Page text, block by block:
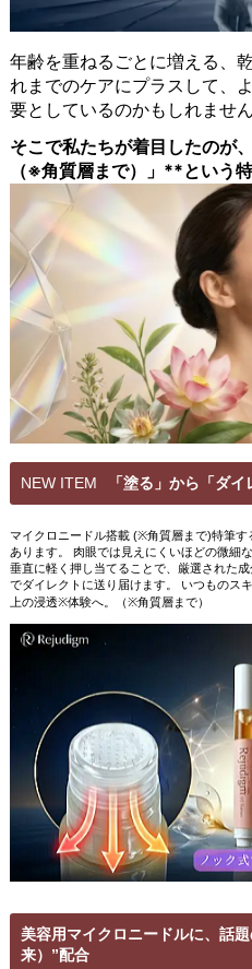
年齢を重ねるごとに増える、
れまでのケアにプラスして、
要としているのかもしれませ
そこで私たちが着目したのが
（※角質層まで）」**という
NEW ITEM 「塗る」から「ダ
マイクロニードル搭載 (※角質層まで)特筆す
あります。 肉眼では見えにくいほどの微細
垂直に軽く押し当てることで、厳選された
でダイレクトに送り届けます。 いつものス
上の浸透※体験へ。（※角質層まで）
美容用マイクロニードルに、話
来）”配合